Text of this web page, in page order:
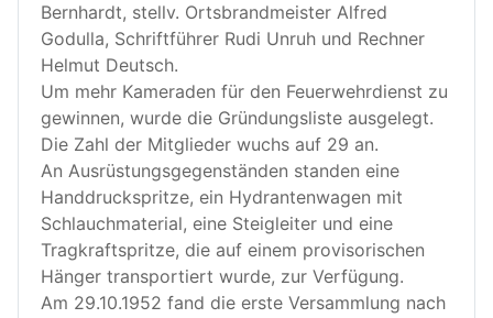
Bernhardt, stellv. Ortsbrandmeister Alfred
Godulla, Schriftführer Rudi Unruh und Rechner
Helmut Deutsch.
Um mehr Kameraden für den Feuerwehrdienst zu
gewinnen, wurde die Gründungsliste ausgelegt.
Die Zahl der Mitglieder wuchs auf 29 an.
An Ausrüstungsgegenständen standen eine
Handdruckspritze, ein Hydrantenwagen mit
Schlauchmaterial, eine Steigleiter und eine
Tragkraftspritze, die auf einem provisorischen
Hänger transportiert wurde, zur Verfügung.
Am 29.10.1952 fand die erste Versammlung nach